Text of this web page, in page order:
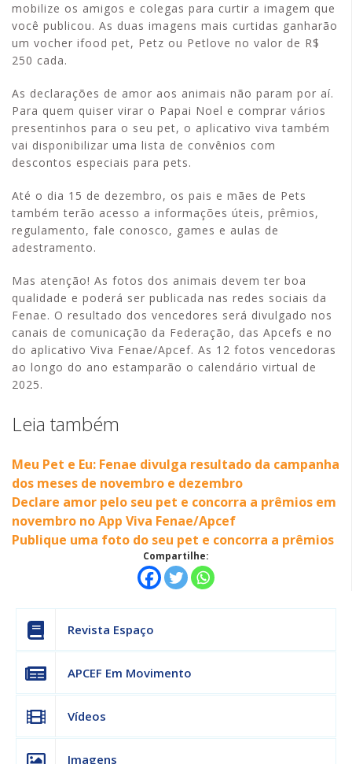
mobilize os amigos e colegas para curtir a imagem que
você publicou. As duas imagens mais curtidas ganharão
um vocher ifood pet, Petz ou Petlove no valor de R$
250 cada.
As declarações de amor aos animais não param por aí.
Para quem quiser virar o Papai Noel e comprar vários
presentinhos para o seu pet, o aplicativo viva também
vai disponibilizar uma lista de convênios com
descontos especiais para pets.
Até o dia 15 de dezembro, os pais e mães de Pets
também terão acesso a informações úteis, prêmios,
regulamento, fale conosco, games e aulas de
adestramento.
Mas atenção! As fotos dos animais devem ter boa
qualidade e poderá ser publicada nas redes sociais da
Fenae. O resultado dos vencedores será divulgado nos
canais de comunicação da Federação, das Apcefs e no
do aplicativo Viva Fenae/Apcef. As 12 fotos vencedoras
ao longo do ano estamparão o calendário virtual de
2025.
Leia também
Meu Pet e Eu: Fenae divulga resultado da campanha
dos meses de novembro e dezembro
Declare amor pelo seu pet e concorra a prêmios em
novembro no App Viva Fenae/Apcef
Publique uma foto do seu pet e concorra a prêmios
Compartilhe:
Revista Espaço
APCEF Em Movimento
Vídeos
Imagens